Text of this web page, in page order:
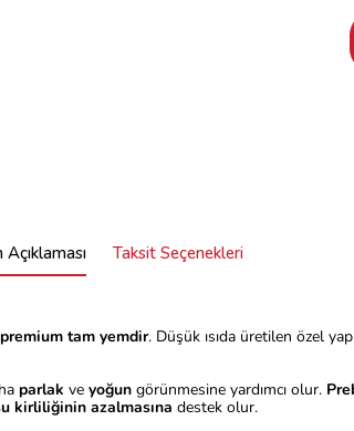
Açıklaması Taksit Seçenekleri
tam yemdir. Düşük ısıda üretilen özel
parlak ve yoğun görünmesine yardımcı olur.
kirliliğinin azalmasına destek olur.